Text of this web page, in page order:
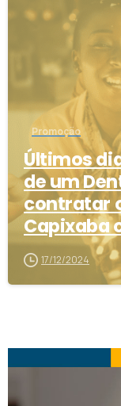
Promoção
Últimos
de um
contratar
Capixaba
17/12/2024